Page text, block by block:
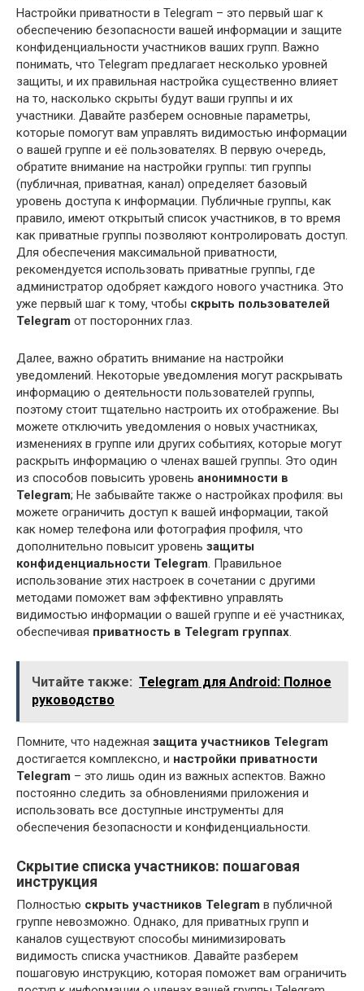
Настройки приватности в Telegram – это первый шаг к
обеспечению безопасности вашей информации и защите
конфиденциальности участников ваших групп. Важно
понимать‚ что Telegram предлагает несколько уровней
защиты‚ и их правильная настройка существенно влияет
на то‚ насколько скрыты будут ваши группы и их
участники. Давайте разберем основные параметры‚
которые помогут вам управлять видимостью информации
о вашей группе и её пользователях. В первую очередь‚
обратите внимание на настройки группы: тип группы
(публичная‚ приватная‚ канал) определяет базовый
уровень доступа к информации. Публичные группы‚ как
правило‚ имеют открытый список участников‚ в то время
как приватные группы позволяют контролировать доступ.
Для обеспечения максимальной приватности‚
рекомендуется использовать приватные группы‚ где
администратор одобряет каждого нового участника. Это
уже первый шаг к тому‚ чтобы скрыть пользователей
Telegram от посторонних глаз.
Далее‚ важно обратить внимание на настройки
уведомлений. Некоторые уведомления могут раскрывать
информацию о деятельности пользователей группы‚
поэтому стоит тщательно настроить их отображение. Вы
можете отключить уведомления о новых участниках‚
изменениях в группе или других событиях‚ которые могут
раскрыть информацию о членах вашей группы. Это один
из способов повысить уровень анонимности в
Telegram; Не забывайте также о настройках профиля: вы
можете ограничить доступ к вашей информации‚ такой
как номер телефона или фотография профиля‚ что
дополнительно повысит уровень защиты
конфиденциальности Telegram. Правильное
использование этих настроек в сочетании с другими
методами поможет вам эффективно управлять
видимостью информации о вашей группе и её участниках‚
обеспечивая приватность в Telegram группах.
Читайте также: Telegram для Android: Полное
руководство
Помните‚ что надежная защита участников Telegram
достигается комплексно‚ и настройки приватности
Telegram – это лишь один из важных аспектов. Важно
постоянно следить за обновлениями приложения и
использовать все доступные инструменты для
обеспечения безопасности и конфиденциальности.
Скрытие списка участников: пошаговая
инструкция
Полностью скрыть участников Telegram в публичной
группе невозможно. Однако‚ для приватных групп и
каналов существуют способы минимизировать
видимость списка участников. Давайте разберем
пошаговую инструкцию‚ которая поможет вам ограничить